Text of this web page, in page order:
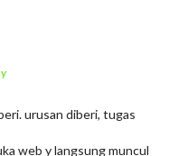
urusan diberi, tugas
web y langsung muncul